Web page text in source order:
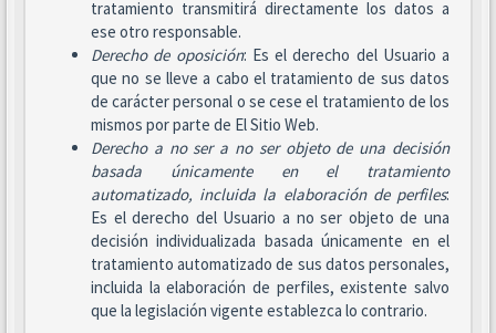
tratamiento transmitirá directamente los datos a
ese otro responsable.
Derecho de oposición: Es el derecho del Usuario a
que no se lleve a cabo el tratamiento de sus datos
de carácter personal o se cese el tratamiento de los
mismos por parte de El Sitio Web.
Derecho a no ser a no ser objeto de una decisión
basada únicamente en el tratamiento
automatizado, incluida la elaboración de perfiles:
Es el derecho del Usuario a no ser objeto de una
decisión individualizada basada únicamente en el
tratamiento automatizado de sus datos personales,
incluida la elaboración de perfiles, existente salvo
que la legislación vigente establezca lo contrario.